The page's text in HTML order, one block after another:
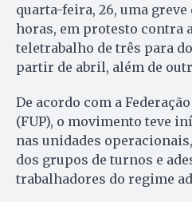
quarta-feira, 26, uma greve
horas, em protesto contra
teletrabalho de três para
partir de abril, além de
De acordo com a
(FUP), o movimento teve
nas unidades
dos grupos de turnos e
trabalhadores do regime